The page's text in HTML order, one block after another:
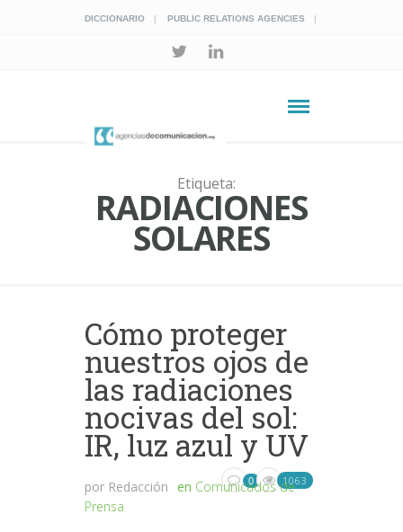
DICCIONARIO PUBLIC RELATIONS AGENCIES
Etiqueta:
RADIACIONES
SOLARES
Cómo proteger
nuestros ojos de
las radiaciones
nocivas del sol:
IR, luz azul y UV
por Redacción en Comunicados de
Prensa
0 1063